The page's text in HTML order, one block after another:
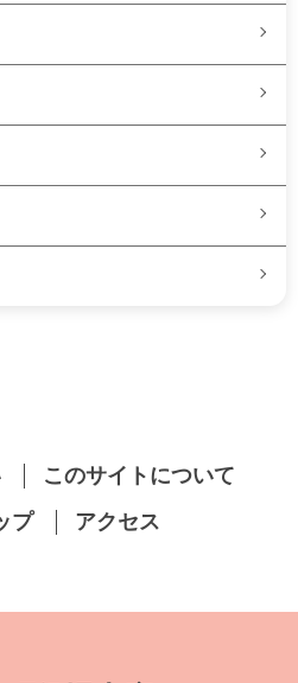
このサイトについて
プ
アクセス